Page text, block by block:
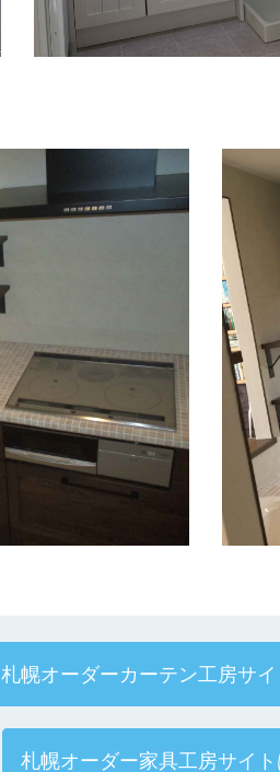
札幌オーダーカーテン工房サ
札幌オーダー家具工房サイト